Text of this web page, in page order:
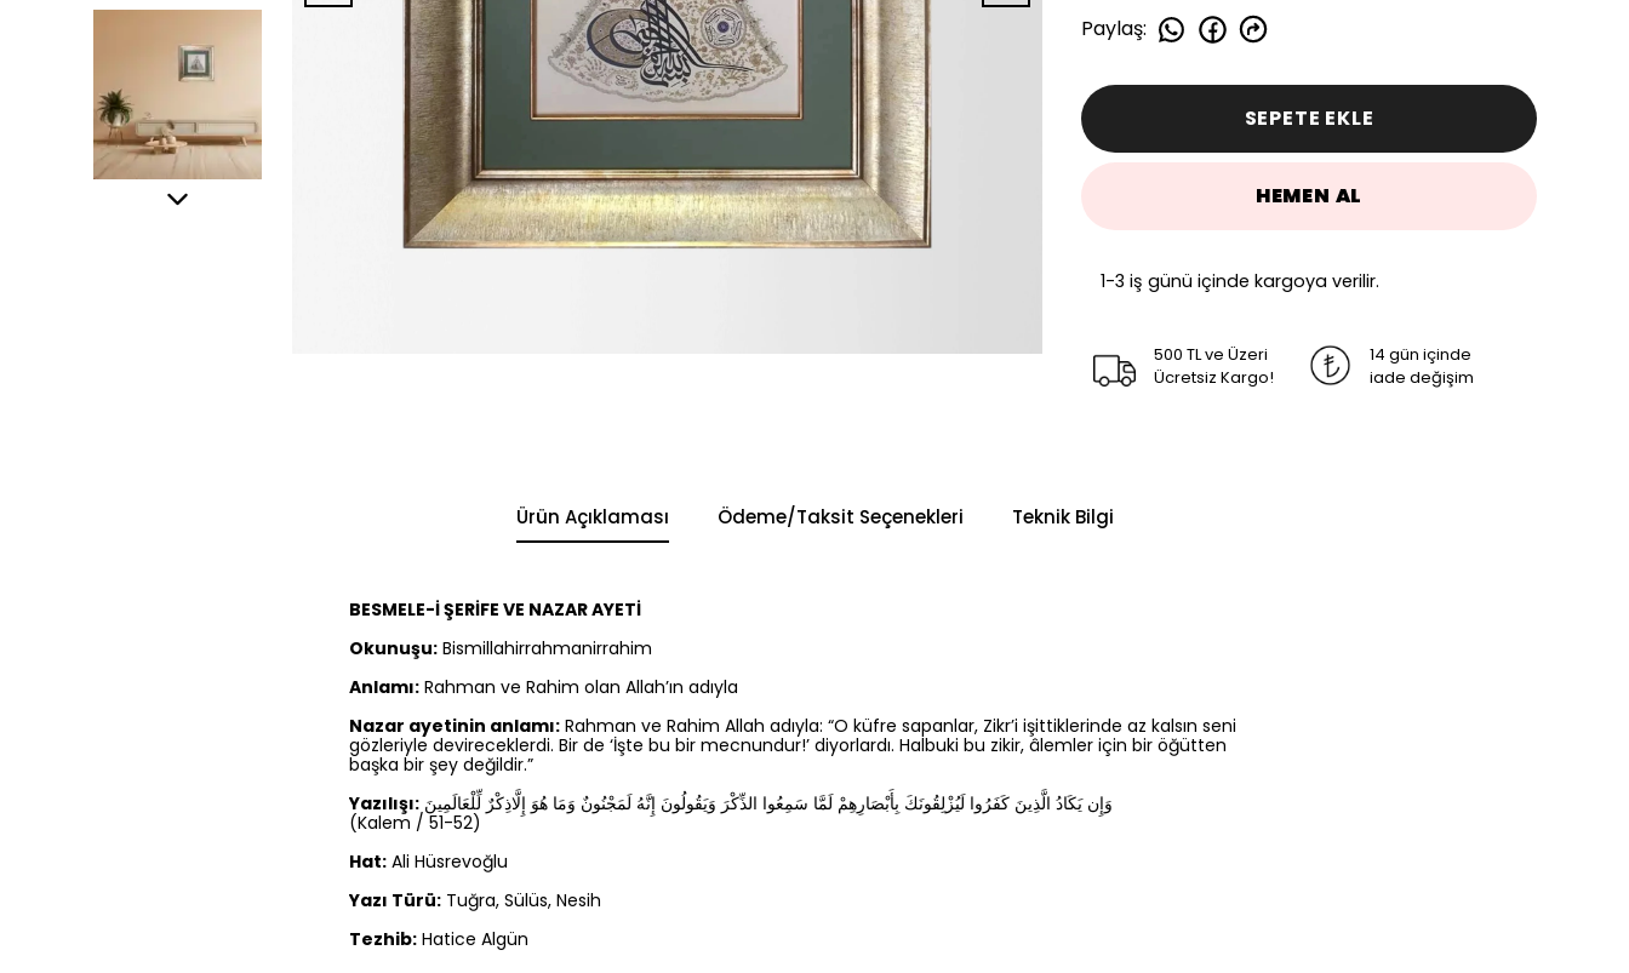
Paylaş:
SEPETE EKLE
HEMEN AL
1-3 iş günü içinde kargoya verilir.
500 TL ve Üzeri
Ücretsiz Kargo!
14 gün içinde
iade değişim
Ürün Açıklaması Ödeme/Taksit Seçenekleri Teknik Bilgi
BESMELE-İ ŞERİFE VE NAZAR AYETİ
Okunuşu: Bismillahirrahmanirrahim
Anlamı: Rahman ve Rahim olan Allah’ın adıyla
Nazar ayetinin anlamı: Rahman ve Rahim Allah adıyla: “O küfre sapanlar, Zikr’i işittiklerinde az kalsın seni
gözleriyle devireceklerdi. Bir de ‘İşte bu bir mecnundur!’ diyorlardı. Halbuki bu zikir, âlemler için bir öğütten
başka bir şey değildir.”
Yazılışı: وَإِن يَكَادُ الَّذِينَ كَفَرُوا لَيُزْلِقُونَكَ بِأَبْصَارِهِمْ لَمَّا سَمِعُوا الذِّكْرَ وَيَقُولُونَ إِنَّهُ لَمَجْنُونٌ وَمَا هُوَ إِلَّاذِكْرٌ لِّلْعَالَمِينَ
(Kalem / 51-52)
Hat: Ali Hüsrevoğlu
Yazı Türü: Tuğra, Sülüs, Nesih
Tezhib: Hatice Algün